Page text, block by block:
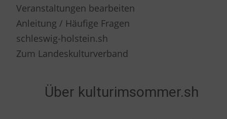
Veranstaltungen bearbeiten
Anleitung / Häufige Fragen
schleswig-holstein.sh
Zum Landeskulturverband
Über kulturimsommer.sh